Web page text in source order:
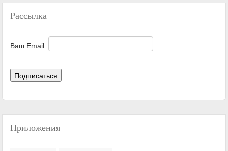
Рассылка
Ваш Email:
Приложения